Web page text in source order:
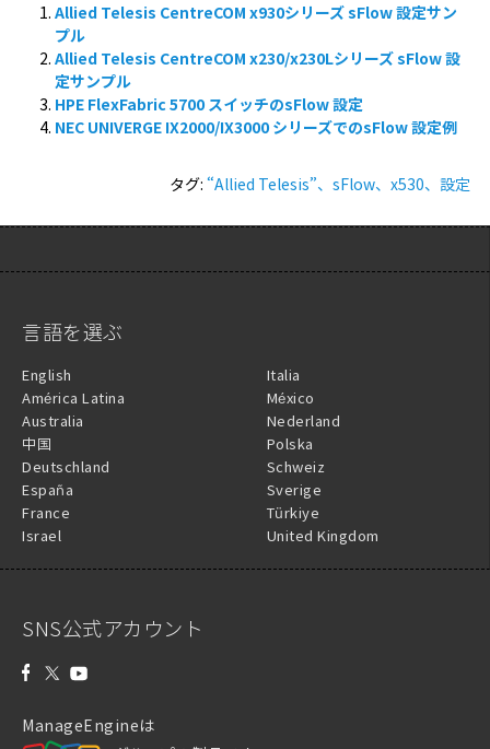
Allied Telesis CentreCOM x930シリーズ sFlow 設定サン
プル
Allied Telesis CentreCOM x230/x230Lシリーズ sFlow 設
定サンプル
HPE FlexFabric 5700 スイッチのsFlow 設定
NEC UNIVERGE IX2000/IX3000 シリーズでのsFlow 設定例
タグ:“Allied Telesis”、sFlow、x530、設定
言語を選ぶ
English
América Latina
Australia
中国
Deutschland
España
France
Israel
Italia
México
Nederland
Polska
Schweiz
Sverige
Türkiye
United Kingdom
SNS公式アカウント
ManageEngineは